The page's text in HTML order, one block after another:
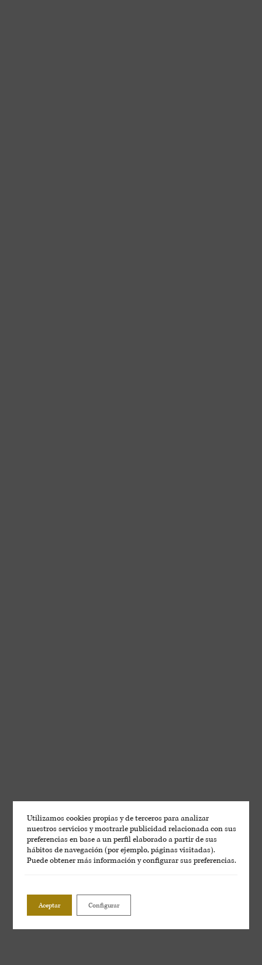
Utilizamos cookies propias y de terceros para analizar
nuestros servicios y mostrarle publicidad relacionada con sus
preferencias en base a un perfil elaborado a partir de sus
hábitos de navegación (por ejemplo, páginas visitadas).
Puede obtener más información y configurar sus preferencias.
Aceptar Configurar